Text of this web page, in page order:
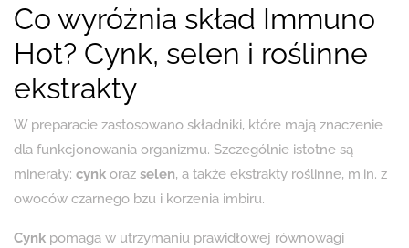
Co wyróżnia skład Immuno
Hot? Cynk, selen i roślinne
ekstrakty
W preparacie zastosowano składniki, które mają znaczenie
dla funkcjonowania organizmu. Szczególnie istotne są
minerały: cynk oraz selen, a także ekstrakty roślinne, m.in. z
owoców czarnego bzu i korzenia imbiru.
Cynk pomaga w utrzymaniu prawidłowej równowagi